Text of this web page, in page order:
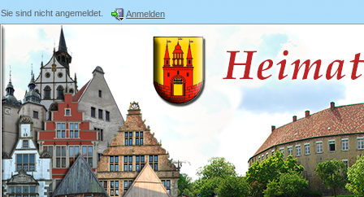
Sie sind nicht angemeldet. Anmelden